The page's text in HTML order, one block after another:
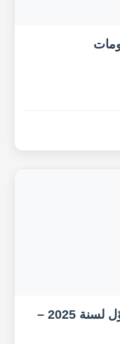
مجلة الألكسو الإعلامية الثلاثي الأوّل لسنة 2025 –